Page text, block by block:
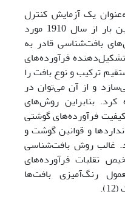
یک آزمایش کنترل
کیفی در صنایع غذایی برای اولین بار از سال 1910 مورد
بافت‌شناسی قادر به
فرآورده‌های
ترکیب و نوع بافت را
و از آن می‌توان در
کرد. بنابراین روش‌های
فرآورده‌های گوشتی
و قوانین گوشت و
غالب روش بافت‌شناسی
تقلبات فرآورده‌های
رنگ‌آمیزی بافت‌ها